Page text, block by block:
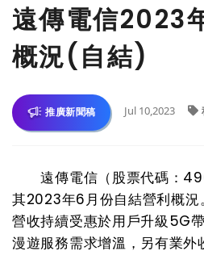
遠傳電信2023
概況(自結)
推廣新聞稿 Jul 10,2023
遠傳電信（股票代碼：
其2023年6月份自結營利概
營收持續受惠於用戶升級5G
漫遊服務需求增溫，另有業外